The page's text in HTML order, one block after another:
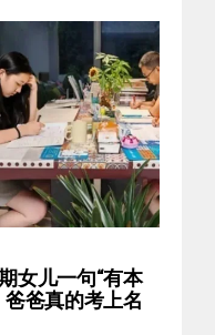
女儿一句“有本
爸真的考上名